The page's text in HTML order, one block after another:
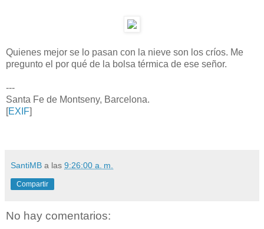
Quienes mejor se lo pasan con la nieve son los críos. Me
pregunto el por qué de la bolsa térmica de ese señor.
---
Santa Fe de Montseny, Barcelona.
[EXIF]
SantiMB a las 9:26:00 a. m.
Compartir
No hay comentarios: